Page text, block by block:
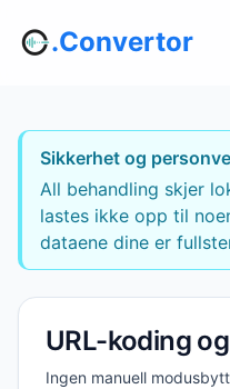
.Convertor
Sikkerhet og
All behandling skjer
lastes ikke opp til
dataene dine er
URL-koding
Ingen manuell